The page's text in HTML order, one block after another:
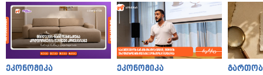
ეკონომიკა ეკონომიკა